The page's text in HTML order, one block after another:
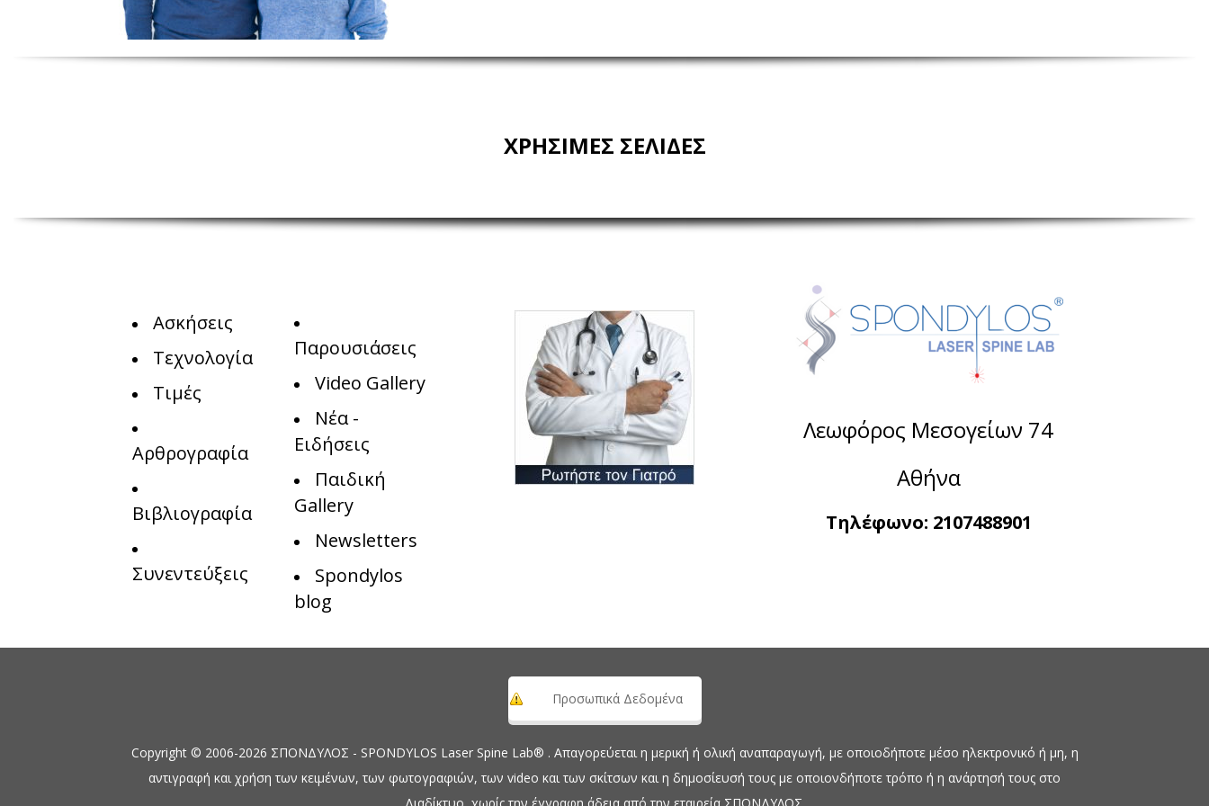
ΧΡΗΣΙΜΕΣ ΣΕΛΙΔΕΣ
Ασκήσεις
Τεχνολογία
Τιμές
Αρθρογραφία
Βιβλιογραφία
Συνεντεύξεις
Παρουσιάσεις
Video Gallery
Νέα -
Ειδήσεις
Παιδική
Gallery
Newsletters
Spondylos
blog
Λεωφόρος Μεσογείων 74
Αθήνα
Τηλέφωνο: 2107488901
Προσωπικά Δεδομένα
Copyright © 2006-2026 ΣΠΟΝΔΥΛΟΣ - SPONDYLOS Laser Spine Lab® . Απαγορεύεται η μερική ή ολική αναπαραγωγή, με οποιοδήποτε μέσο ηλεκτρονικό ή μη, η
αντιγραφή και χρήση των κειμένων, των φωτογραφιών, των video και των σκίτσων και η δημοσίευσή τους με οποιονδήποτε τρόπο ή η ανάρτησή τους στο